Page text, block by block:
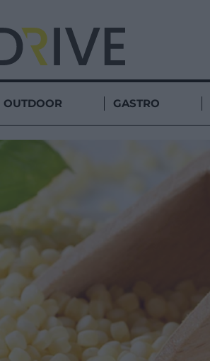
OUTDOOR GASTRO